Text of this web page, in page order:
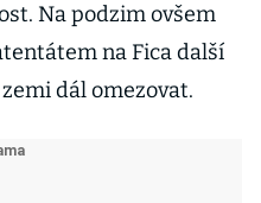
Na podzim ovšem
na Fica další
dál omezovat.